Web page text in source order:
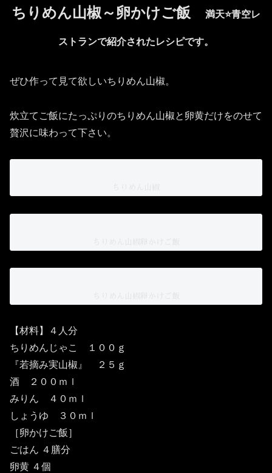
ちりめん山椒～卵かけご飯
満天⭐️青空レ
ストランで紹介されたレシピです。
ぜひ作って見て欲しいちりめん山椒。
炊立てご飯にたっぷりのちりめん山椒と卵黄だけをのせて
贅沢に味わって下さい。
【材料】４人分
ちりめんじゃこ １００ｇ
『若摘み実山椒』 ２５ｇ
酒 ２００ｍｌ
みりん ４０ｍｌ
しょうゆ ３０ｍｌ
［卵かけご飯］
ごはん ４膳分
卵黄 ４個